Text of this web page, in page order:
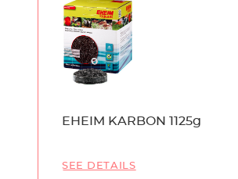
EHEIM KARBON 1125g
SEE DETAILS